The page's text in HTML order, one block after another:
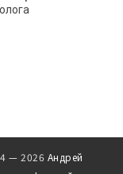
— 2026 Андрей